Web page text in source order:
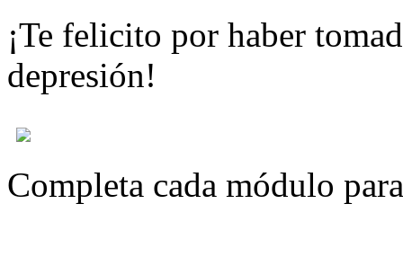
¡Te felicito por haber
depresión!
Completa cada módulo